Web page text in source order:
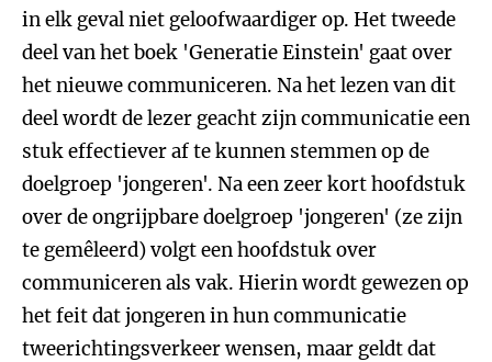
in elk geval niet geloofwaardiger op. Het tweede
deel van het boek 'Generatie Einstein' gaat over
het nieuwe communiceren. Na het lezen van dit
deel wordt de lezer geacht zijn communicatie een
stuk effectiever af te kunnen stemmen op de
doelgroep 'jongeren'. Na een zeer kort hoofdstuk
over de ongrijpbare doelgroep 'jongeren' (ze zijn
te gemêleerd) volgt een hoofdstuk over
communiceren als vak. Hierin wordt gewezen op
het feit dat jongeren in hun communicatie
tweerichtingsverkeer wensen, maar geldt dat